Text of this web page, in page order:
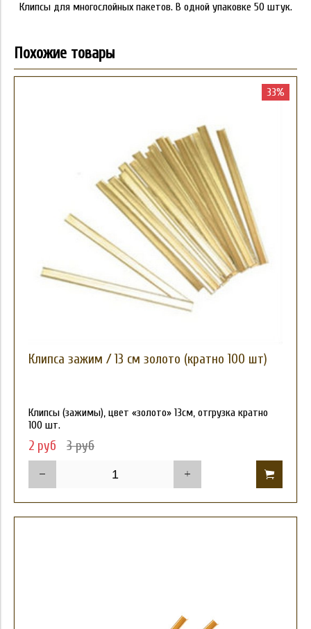
Клипсы для многослойных пакетов. В одной упаковке 50 штук.
Похожие товары
33%
Клипса зажим / 13 см золото (кратно 100 шт)
Клипсы (зажимы), цвет «золото» 13см, отгрузка кратно
100 шт.
2 руб 3 руб